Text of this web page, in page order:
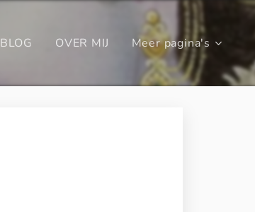
BLOG OVER MIJ Meer pagina's